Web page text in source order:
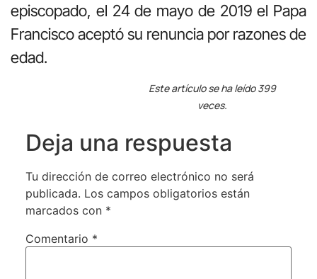
episcopado, el 24 de mayo de 2019 el Papa
Francisco aceptó su renuncia por razones de
edad.
Este artículo se ha leído 399
veces.
Deja una respuesta
Tu dirección de correo electrónico no será
publicada. Los campos obligatorios están
marcados con *
Comentario *